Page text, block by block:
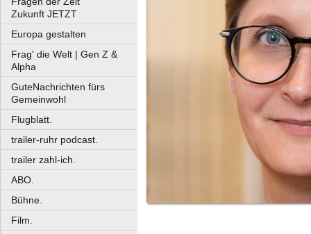
Zukunft JETZT
Europa gestalten
Frag' die Welt | Gen Z &
Alpha
GuteNachrichten fürs
Gemeinwohl
Flugblatt.
trailer-ruhr podcast.
trailer zahl-ich.
ABO.
Bühne.
Film.